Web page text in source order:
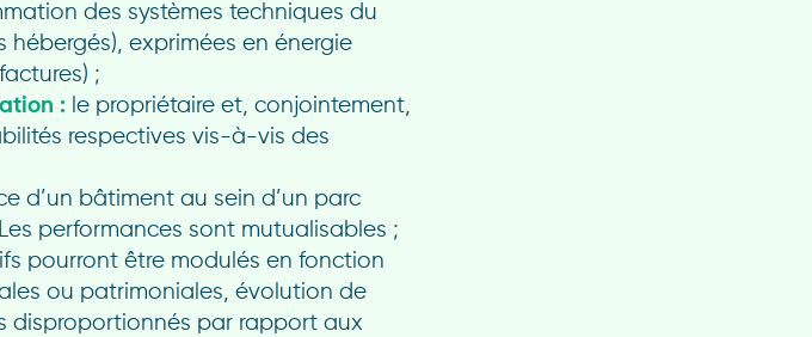
des systèmes techniques du
exprimées en énergie
;
: le propriétaire et, conjointement,
respectives vis-à-vis des
d’un bâtiment au sein d’un parc
performances sont mutualisables ;
pourront être modulés en fonction
ou patrimoniales, évolution de
disproportionnés par rapport aux